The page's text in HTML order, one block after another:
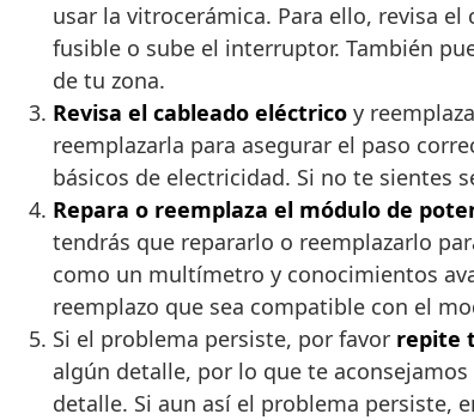
usar la vitrocerámica. Para ello, revisa
fusible o sube el interruptor. También
de tu zona.
Revisa el cableado eléctrico y
reemplazarla para asegurar el paso
básicos de electricidad. Si no te sientes
Repara o reemplaza el módulo de
tendrás que repararlo o reemplazarlo
como un multímetro y conocimientos
reemplazo que sea compatible con el
Si el problema persiste, por favor repite
algún detalle, por lo que te
detalle. Si aun así el problema persiste,